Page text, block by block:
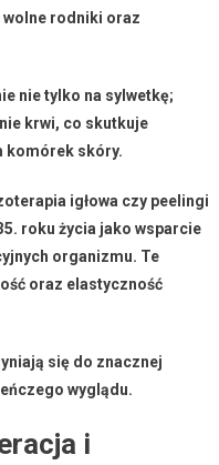
rodniki oraz
nie tylko na sylwetkę;
krwi, co skutkuje
komórek skóry.
igłowa czy peelingi
roku życia jako wsparcie
organizmu. Te
oraz elastyczność
się do znacznej
wyglądu.
i